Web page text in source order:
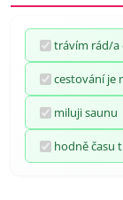
trávím rád/a
cestování je
miluji saunu
hodně času